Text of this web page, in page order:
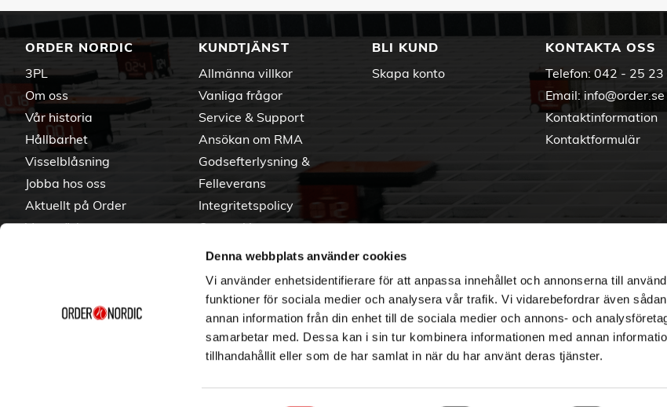
Denna webbplats använder cookies
Vi använder enhetsidentifierare för att anpassa innehållet och annonserna till
funktioner för sociala medier och analysera vår trafik. Vi vidarebefordrar även
annan information från din enhet till de sociala medier och annons- och
samarbetar med. Dessa kan i sin tur kombinera informationen med annan
tillhandahållit eller som de har samlat in när du har använt deras tjänster.
ORDER NORDIC
3PL
Om oss
Vår historia
Hållbarhet
Visselblåsning
Jobba hos oss
Aktuellt på Order
Varumärken
KUNDTJÄNST
Allmänna villkor
Vanliga frågor
Service & Support
Ansökan om RMA
Godsefterlysning &
Felleverans
Integritetspolicy
Om cookies
BLI KUND
Skapa konto
KONTAKTA OSS
Telefon: 042 - 25 23
Email: info@order.se
Kontaktinformation
Kontaktformulär